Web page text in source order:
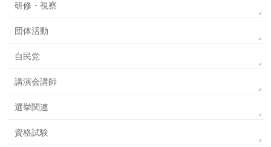
研修・視察
団体活動
自民党
講演会講師
選挙関連
資格試験